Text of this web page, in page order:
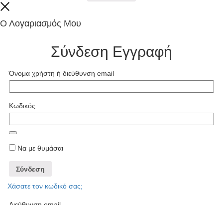
Ο Λογαριασμός Μου
Σύνδεση Εγγραφή
Όνομα χρήστη ή διεύθυνση email
Κωδικός
Να με θυμάσαι
Σύνδεση
Χάσατε τον κωδικό σας;